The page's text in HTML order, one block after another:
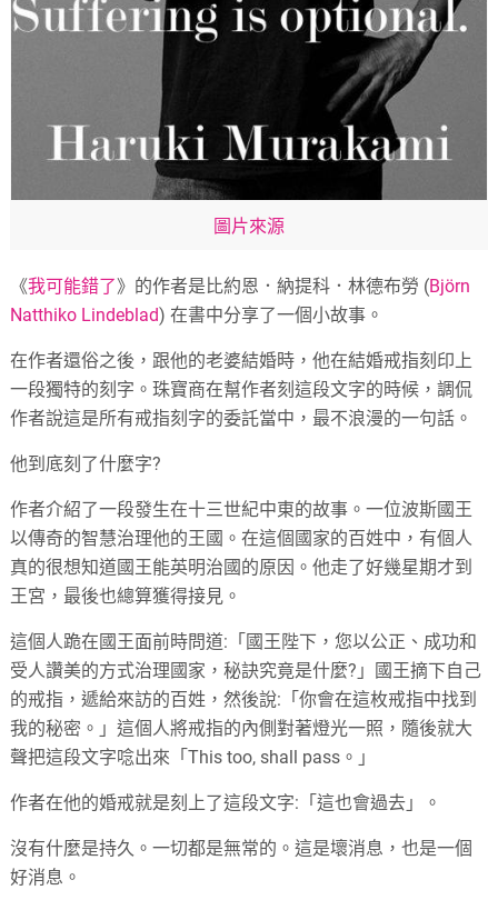
圖片來源
《我可能錯了》的作者是比約恩．納提科．林德布勞 (Björn
Natthiko Lindeblad) 在書中分享了一個小故事。
在作者還俗之後，跟他的老婆結婚時，他在結婚戒指刻印上
一段獨特的刻字。珠寶商在幫作者刻這段文字的時候，調侃
作者說這是所有戒指刻字的委託當中，最不浪漫的一句話。
他到底刻了什麼字?
作者介紹了一段發生在十三世紀中東的故事。一位波斯國王
以傳奇的智慧治理他的王國。在這個國家的百姓中，有個人
真的很想知道國王能英明治國的原因。他走了好幾星期才到
王宮，最後也總算獲得接見。
這個人跪在國王面前時問道:「國王陛下，您以公正、成功和
受人讚美的方式治理國家，秘訣究竟是什麼?」國王摘下自己
的戒指，遞給來訪的百姓，然後說:「你會在這枚戒指中找到
我的秘密。」這個人將戒指的內側對著燈光一照，隨後就大
聲把這段文字唸出來「This too, shall pass。」
作者在他的婚戒就是刻上了這段文字:「這也會過去」。
沒有什麼是持久。一切都是無常的。這是壞消息，也是一個
好消息。